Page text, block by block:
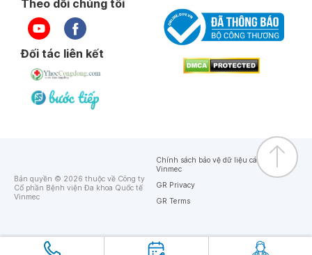
Theo dõi chúng tôi
Đối tác liên kết
Bản quyền © 2026 thuộc về Công ty
Cổ phần Bệnh viện Đa khoa Quốc tế
Vinmec
Chính sách bảo vệ dữ liệu cá nhân của
Vinmec
GR Privacy
GR Terms